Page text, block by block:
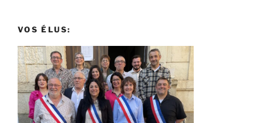
VOS ÉLUS: